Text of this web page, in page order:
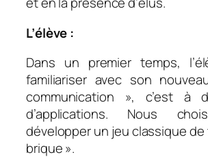
L’élève :
Dans un premier temps,
familiariser avec son
communication », c’est à
d’applications. Nous
développer un jeu classique
brique ».